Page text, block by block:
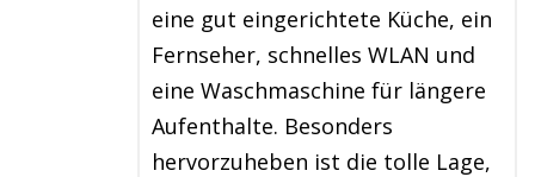
eine gut eingerichtete Küche, ein
Fernseher, schnelles WLAN und
eine Waschmaschine für längere
Aufenthalte. Besonders
hervorzuheben ist die tolle Lage,